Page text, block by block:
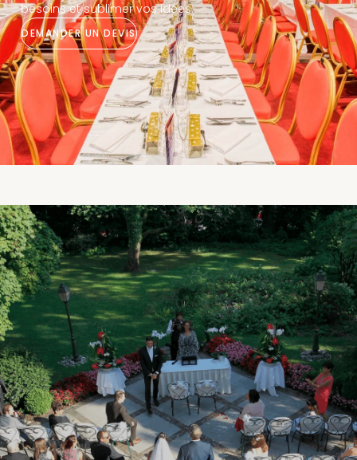
besoins et sublimer vos idées.
DEMANDER UN DEVIS